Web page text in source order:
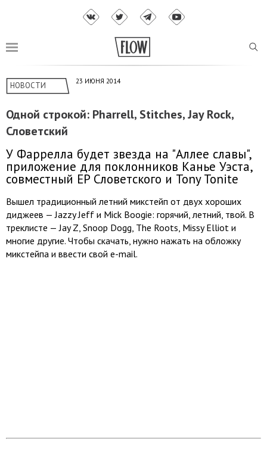
НОВОСТИ 23 ИЮНЯ 2014
Одной строкой: Pharrell, Stitches, Jay Rock,
Словетский
У Фаррелла будет звезда на "Аллее славы",
приложение для поклонников Канье Уэста,
совместный EP Словетcкого и Tony Tonite
Вышел традиционный летний микстейп от двух хороших
диджеев — Jazzy Jeff и Mick Boogie: горячий, летний, твой. В
треклисте — Jay Z, Snoop Dogg, The Roots, Missy Elliot и
многие другие. Чтобы скачать, нужно нажать на обложку
микстейпа и ввести свой e-mail.